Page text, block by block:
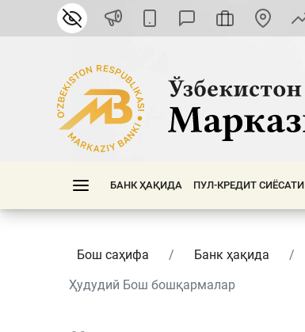
БАНК ҲАҚИДА ПУЛ-КРЕДИТ СИЁСАТИ
Бош саҳифа Банк ҳақида
Ҳудудий Бош бошқармалар